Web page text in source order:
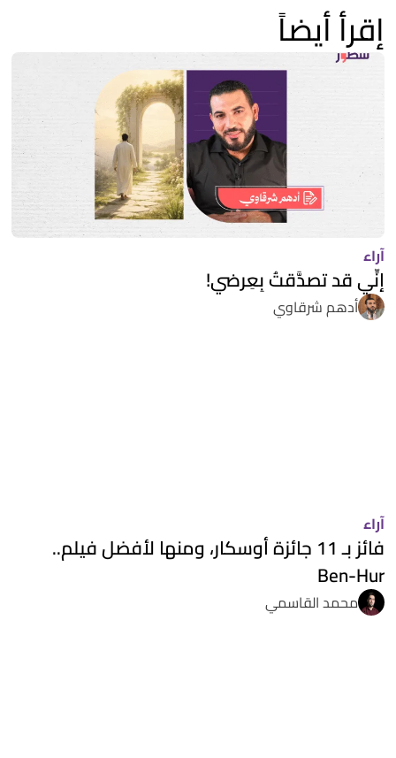
إقرأ أيضاً
آراء
إنِّي قد تصدَّقتُ بِعِرضي!
أدهم شرقاوي
آراء
فائز بـ 11 جائزة أوسكار، ومنها لأفضل فيلم..
Ben-Hur
محمد القاسمي